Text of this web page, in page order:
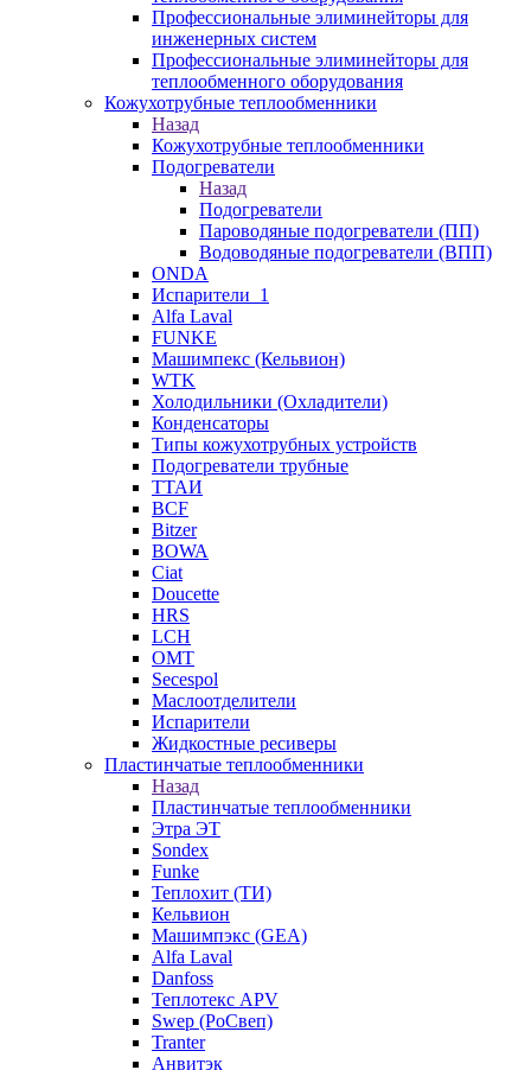
Профессиональные элиминейторы для
инженерных систем
Профессиональные элиминейторы для
теплообменного оборудования
Кожухотрубные теплообменники
Назад
Кожухотрубные теплообменники
Подогреватели
Назад
Подогреватели
Пароводяные подогреватели (ПП)
Водоводяные подогреватели (ВПП)
ONDA
Испарители_1
Alfa Laval
FUNKE
Машимпекс (Кельвион)
WTK
Холодильники (Охладители)
Конденсаторы
Типы кожухотрубных устройств
Подогреватели трубные
ТТАИ
BCF
Bitzer
BOWA
Ciat
Doucette
HRS
LCH
OMT
Secespol
Маслоотделители
Испарители
Жидкостные ресиверы
Пластинчатые теплообменники
Назад
Пластинчатые теплообменники
Этра ЭТ
Sondex
Funke
Теплохит (ТИ)
Кельвион
Машимпэкс (GEA)
Alfa Laval
Danfoss
Теплотекс APV
Swep (РоСвеп)
Tranter
Анвитэк